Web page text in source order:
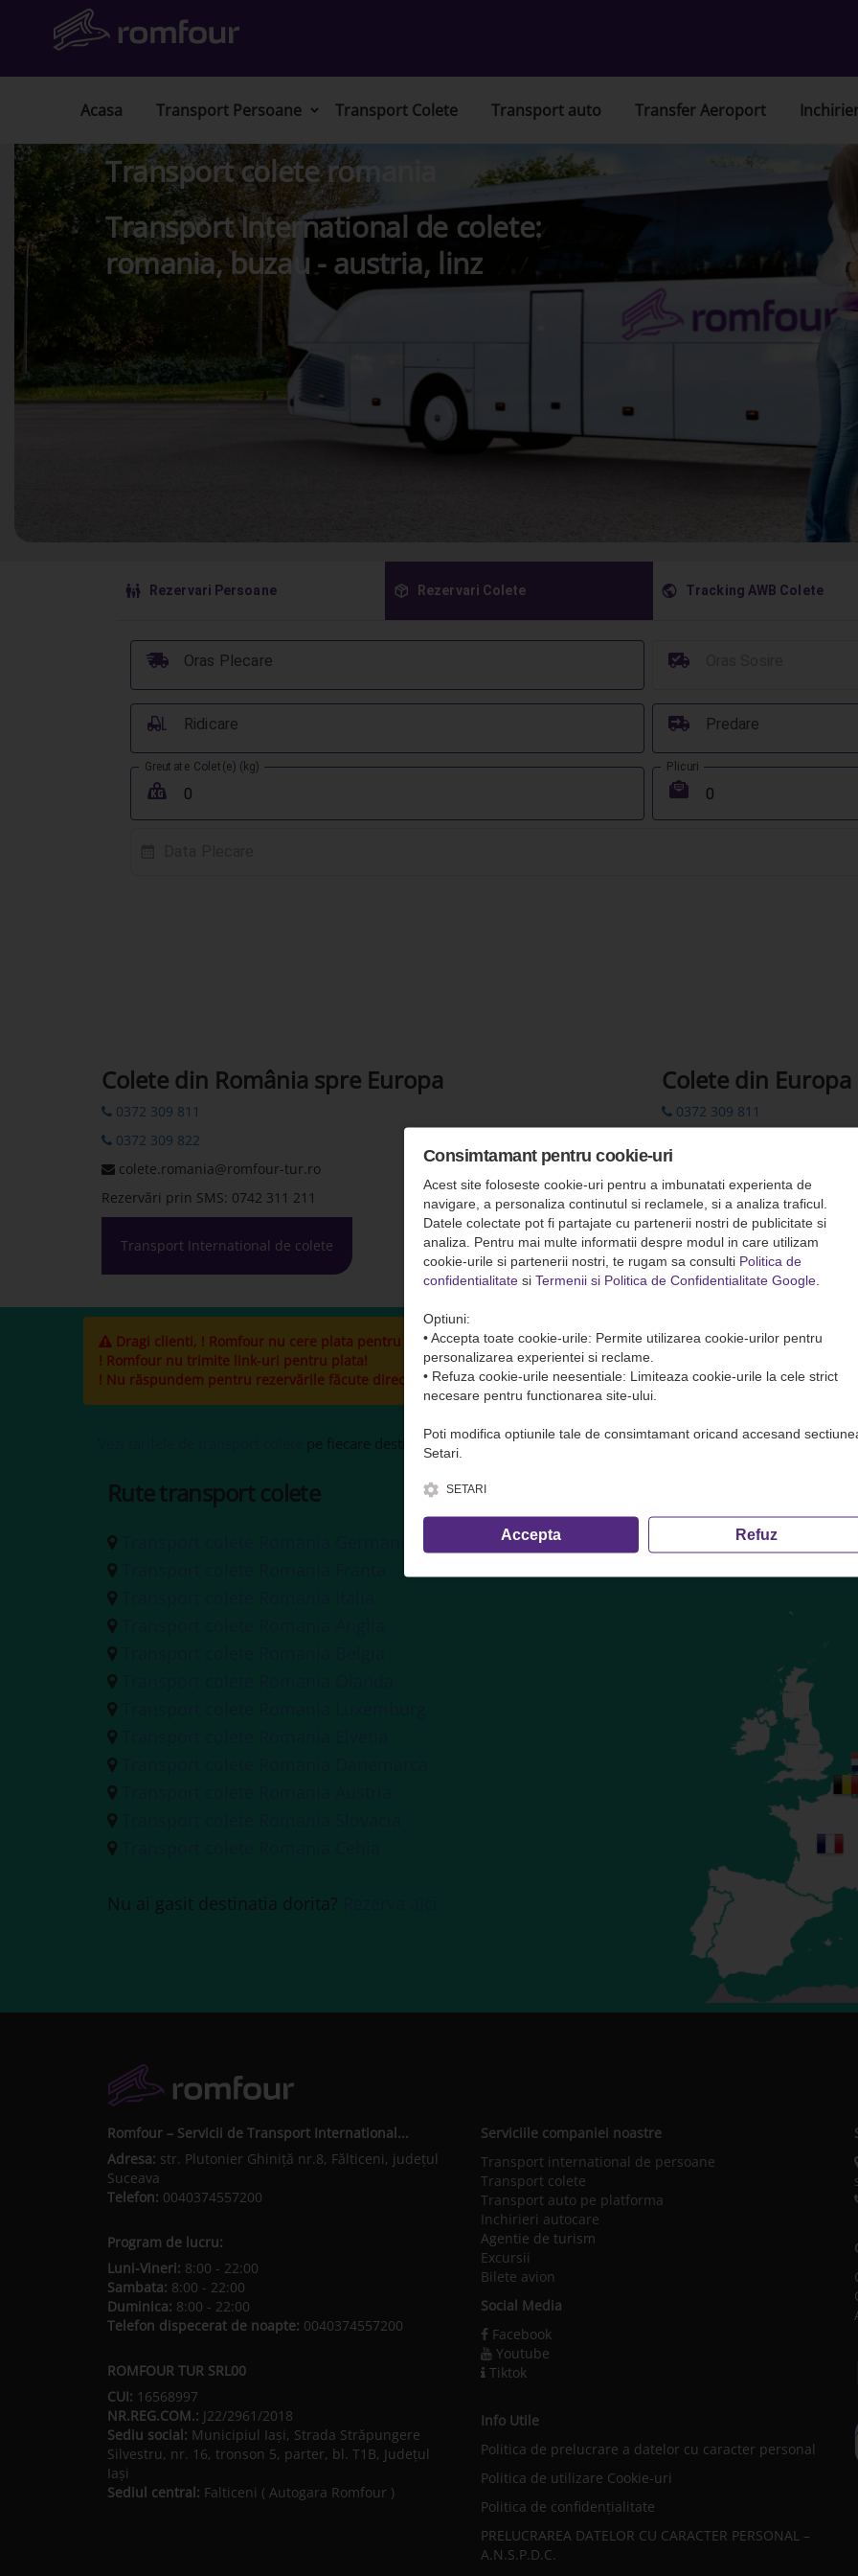
Acasa Transport Persoane Transport Colete Transport auto Transfer Aeroport
Transport colete romania
Transport International de colete:
romania, buzau - austria, linz
󱠣 Rezervari Persoane 󰏗 Rezervari Colete 󰇧 Tracking AWB Colete
Oras Plecare
󰞈 󰳔
Ridicare
󰟉 Predare
󰔾
Greutate Colet(e) (kg)
󰖢
Plicuri
󰾱
Colete din România spre Europa
0372 309 811
0372 309 822
colete.romania@romfour-tur.ro
Rezervări prin SMS: 0742 311 211
Transport International de colete
Colete din
0372 309 811
colete.europa@romfour-
Rezervări prin SMS: 0742 311
Dragi clienti, ! Romfour nu cere plata pentru colete( transport marfa) in avans. Plata se face DOAR pe site sau
! Romfour nu trimite link-uri pentru plata!
! Nu răspundem pentru rezervările făcute direct la șofer și cele care nu trec prin dispecerat!
pe fiecare destinație, inclusiv calculul volumetric ·condițiile de transport
Rute transport colete
Nu ai gasit destinatia dorita?
Romfour – Servicii de Transport International...
Adresa: str. Plutonier Ghiniţă nr.8, Fălticeni, judeţul
Suceava
Telefon: 0040374557200
Program de lucru:
Luni-Vineri: 8:00 - 22:00
Sambata: 8:00 - 22:00
Duminica: 8:00 - 22:00
Telefon dispecerat de noapte: 0040374557200
ROMFOUR TUR SRL00
CUI: 16568997
NR.REG.COM.: J22/2961/2018
Sediu social: Municipiul Iaşi, Strada Străpungere
Silvestru, nr. 16, tronson 5, parter, bl. T1B, Județul
Iaşi
Sediul central: Falticeni ( Autogara Romfour )
Serviciile companiei noastre
Transport international de persoane
Transport colete
Transport auto pe platforma
Inchirieri autocare
Agentie de turism
Excursii
Bilete avion
Social Media
Facebook
Youtube
Tiktok
Info Utile
Politica de prelucrare a datelor cu caracter personal
Politica de utilizare Cookie-uri
Politica de confidențialitate
PRELUCRAREA DATELOR CU CARACTER PERSONAL –
A.N.S.P.D.C.
Consimtamant pentru cookie-uri
Acest site foloseste cookie-uri pentru a imbunatati experienta de
navigare, a personaliza continutul si reclamele, si a analiza traficul.
Datele colectate pot fi partajate cu partenerii nostri de publicitate si
analiza. Pentru mai multe informatii despre modul in care utilizam
cookie-urile si partenerii nostri, te rugam sa consulti Politica de
confidentialitate si Termenii si Politica de Confidentialitate Google
Optiuni:
• Accepta toate cookie-urile: Permite utilizarea cookie-urilor pentru
personalizarea experientei si reclame.
• Refuza cookie-urile neesentiale: Limiteaza cookie-urile la cele strict
necesare pentru functionarea site-ului.
Poti modifica optiunile tale de consimtamant oricand accesand
Setari.
SETARI
Accepta Refuz